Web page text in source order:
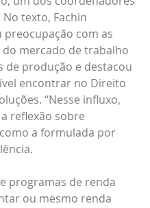
texto, Fachin
preocupação com as
mercado de trabalho
de produção e destacou
encontrar no Direito
“Nesse influxo,
reflexão sobre
a formulada por
programas de renda
ou mesmo renda